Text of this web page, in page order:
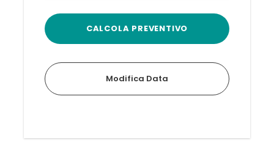
Modifica Data